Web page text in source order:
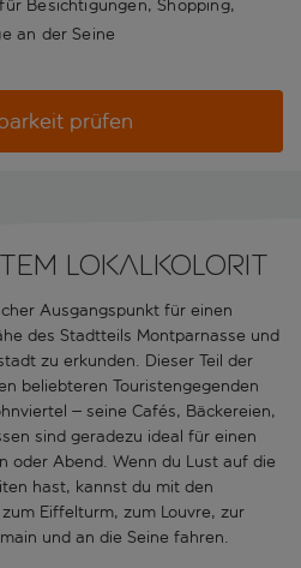
Besichtigungen, Shopping,
an der Seine
prüfen
Lokalkolorit
Ausgangspunkt für einen
des Stadtteils Montparnasse und
zu erkunden. Dieser Teil der
beliebteren Touristengegenden
– seine Cafés, Bäckereien,
sind geradezu ideal für einen
oder Abend. Wenn du Lust auf die
hast, kannst du mit den
Eiffelturm, zum Louvre, zur
und an die Seine fahren.